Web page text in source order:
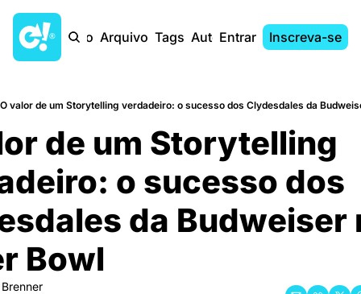
Início Arquivo Tags AutoresEntrar Inscreva-se
O valor de um Storytelling verdadeiro: o sucesso dos Clydesdales da
de um Storytelling
o sucesso dos
da Budweiser
Bowl